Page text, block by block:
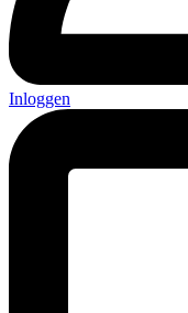
Inloggen